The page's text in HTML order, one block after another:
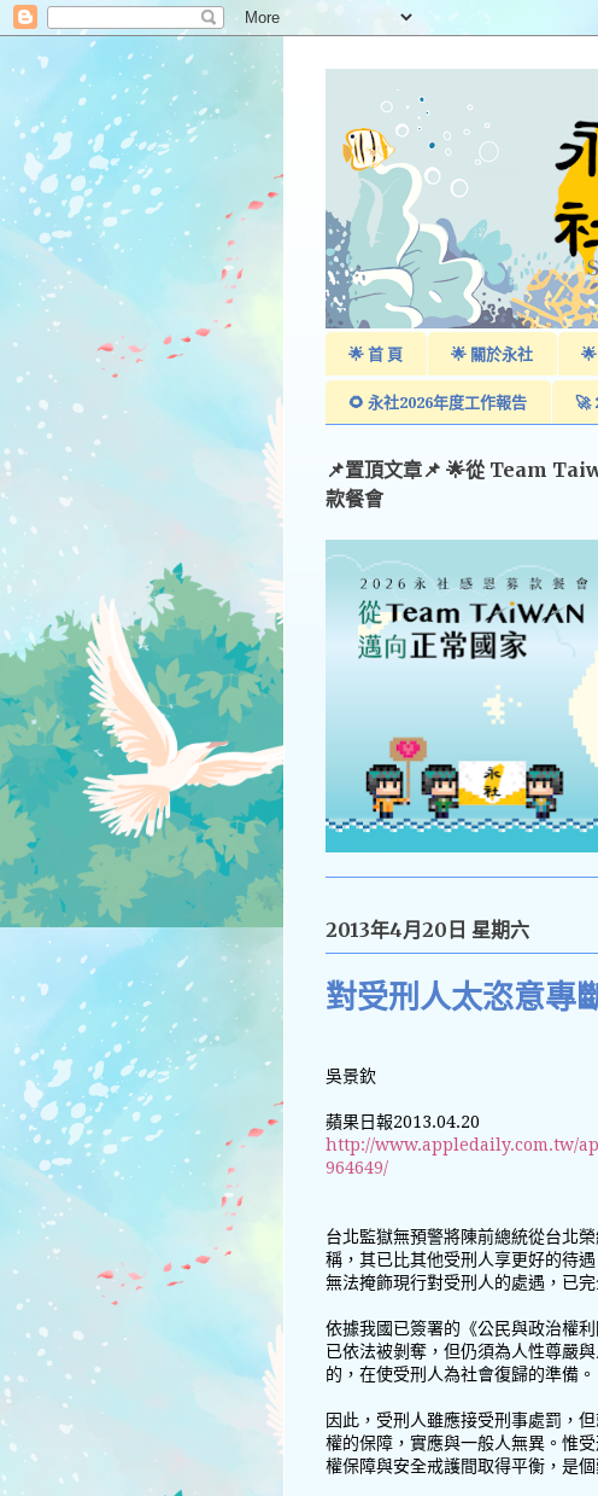
🌟 首 頁 🌟 關於永社
🌻 永社2026年度工作報告 🚀
📌置頂文章📌 🌟從 Team
款餐會
2013年4月20日 星期六
對受刑人太恣意專
吳景欽
蘋果日報2013.04.20
http://www.appledaily.com.tw/
964649/
台北監獄無預警將陳前總統從台北
稱，其已比其他受刑人享更好的待
無法掩飾現行對受刑人的處遇，已
依據我國已簽署的《公民與政治權
已依法被剝奪，但仍須為人性尊嚴
的，在使受刑人為社會復歸的準備。
因此，受刑人雖應接受刑事處罰，
權的保障，實應與一般人無異。惟
權保障與安全戒護間取得平衡，是個